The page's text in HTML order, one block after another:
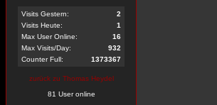
Visits Gestern:
2
Visits Heute:
1
Max User Online:
16
Max Visits/Day:
932
Counter Full:
1373367
zurück zu Thomas Heydel
81 User online